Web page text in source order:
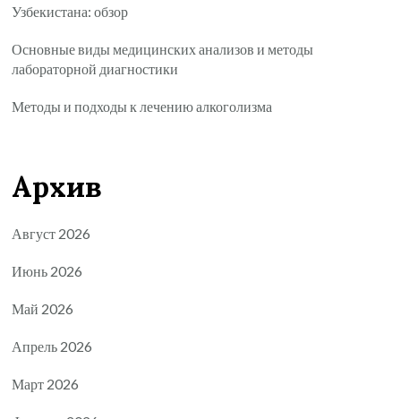
Узбекистана: обзор
Основные виды медицинских анализов и методы
лабораторной диагностики
Методы и подходы к лечению алкоголизма
Архив
Август 2026
Июнь 2026
Май 2026
Апрель 2026
Март 2026